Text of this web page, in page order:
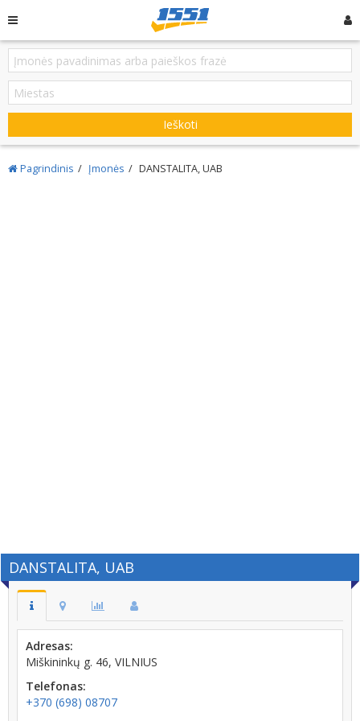
Ieškoti
Pagrindinis Įmonės DANSTALITA, UAB
DANSTALITA, UAB
Adresas:
Miškininkų g. 46, VILNIUS
Telefonas:
+370 (698) 08707